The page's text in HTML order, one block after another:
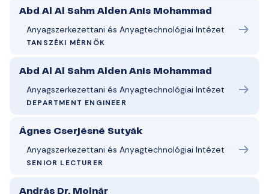
Abd Al Al Sahm Alden Anis Mohammad
Anyagszerkezettani és Anyagtechnológiai Intézet
TANSZÉKI MÉRNÖK
Abd Al Al Sahm Alden Anis Mohammad
Anyagszerkezettani és Anyagtechnológiai Intézet
DEPARTMENT ENGINEER
Ágnes Cserjésné Sutyák
Anyagszerkezettani és Anyagtechnológiai Intézet
SENIOR LECTURER
András Dr. Molnár